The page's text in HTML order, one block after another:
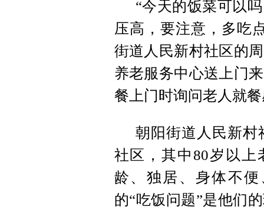
“今天的饭菜可以
压高，要注意，多吃
街道人民新村社区的
养老服务中心送上门
餐上门时询问老人就
朝阳街道人民新村
社区，其中80岁以上
龄、独居、身体不
的“吃饭问题”是他们